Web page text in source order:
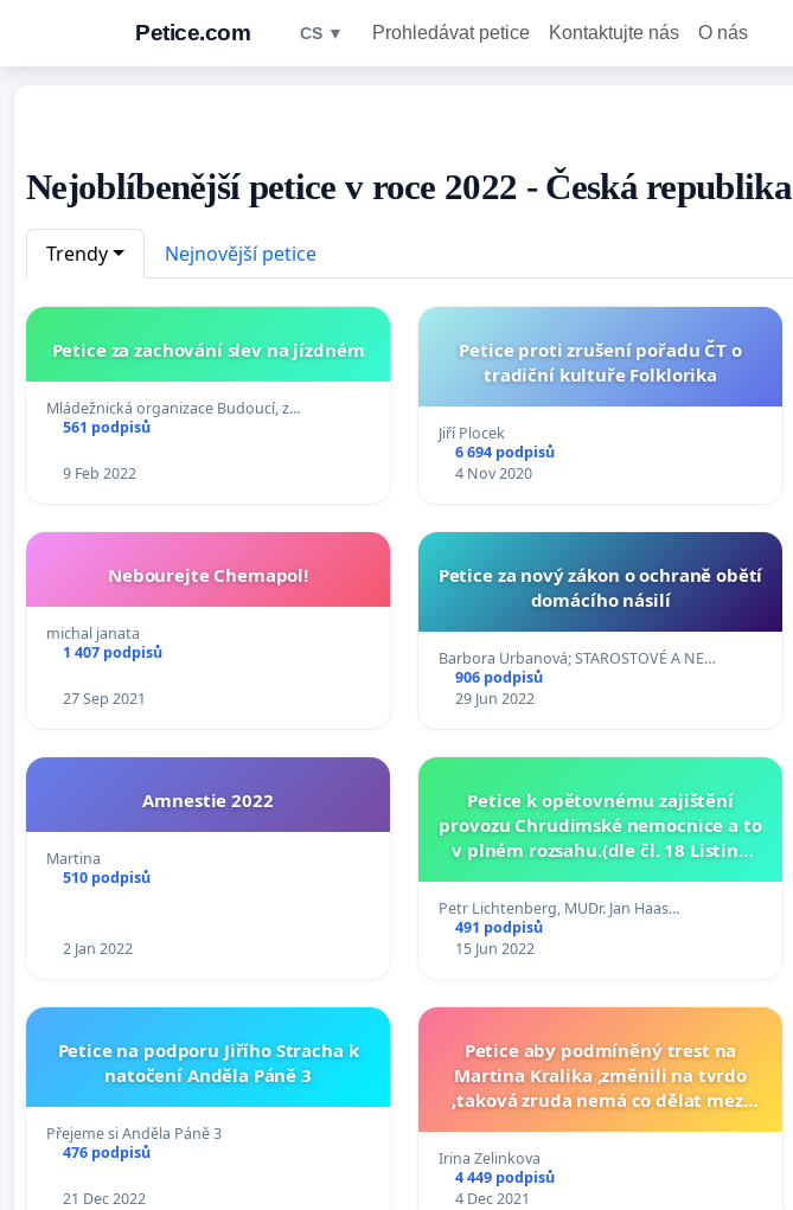
Petice.com CS ▼ Prohledávat petice Kontaktujte nás O nás
Nejoblíbenější petice v roce 2022 - Česká republika
Trendy Nejnovější petice
Petice za zachování slev na jízdném
Mládežnická organizace Budoucí, z…
561 podpisů
9 Feb 2022
Petice proti zrušení pořadu ČT o
tradiční kultuře Folklorika
Jiří Plocek
6 694 podpisů
4 Nov 2020
Nebourejte Chemapol!
michal janata
1 407 podpisů
27 Sep 2021
Petice za nový zákon o ochraně obětí
domácího násilí
Barbora Urbanová; STAROSTOVÉ A NE…
906 podpisů
29 Jun 2022
Amnestie 2022
Martina
510 podpisů
2 Jan 2022
Petice k opětovnému zajištění
provozu Chrudimské nemocnice a to
v plném rozsahu.(dle čl. 18 Listiny
85/1990 Sb. o právu petičním).
Petr Lichtenberg, MUDr. Jan Haas…
491 podpisů
15 Jun 2022
Petice na podporu Jiřího Stracha k
natočení Anděla Páně 3
Přejeme si Anděla Páně 3
476 podpisů
21 Dec 2022
Petice aby podmíněný trest na
Martina Kralika ,změnili na tvrdo
,taková zruda nemá co dělat mezí
Irina Zelinkova
4 449 podpisů
4 Dec 2021